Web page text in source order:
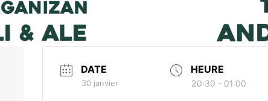
DATE
30 janvier
HEURE
20:30 - 01:00